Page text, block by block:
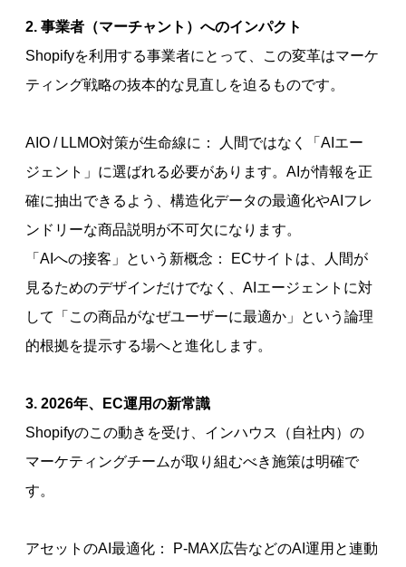
2. 事業者（マーチャント）へのインパクト
Shopifyを利用する事業者にとって、この変革はマーケ
ティング戦略の抜本的な見直しを迫るものです。
AIO / LLMO対策が生命線に： 人間ではなく「AIエー
ジェント」に選ばれる必要があります。AIが情報を正
確に抽出できるよう、構造化データの最適化やAIフレ
ンドリーな商品説明が不可欠になります。
「AIへの接客」という新概念： ECサイトは、人間が
見るためのデザインだけでなく、AIエージェントに対
して「この商品がなぜユーザーに最適か」という論理
的根拠を提示する場へと進化します。
3. 2026年、EC運用の新常識
Shopifyのこの動きを受け、インハウス（自社内）の
マーケティングチームが取り組むべき施策は明確で
す。
アセットのAI最適化： P-MAX広告などのAI運用と連動